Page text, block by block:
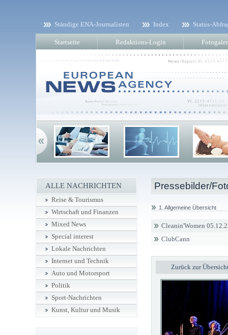
Ständige ENA-Journalisten Index Status-
Startseite Redaktions-Login
Pressebilder/
1. Allgemeine Übersicht
Cleanin'Women
ClubCann
Zurück zur
ALLE NACHRICHTEN
Reise & Tourismus
Wirtschaft und Finanzen
Mixed News
Special interest
Lokale Nachrichten
Internet und Technik
Auto und Motorsport
Politik
Sport-Nachrichten
Kunst, Kultur und Musik